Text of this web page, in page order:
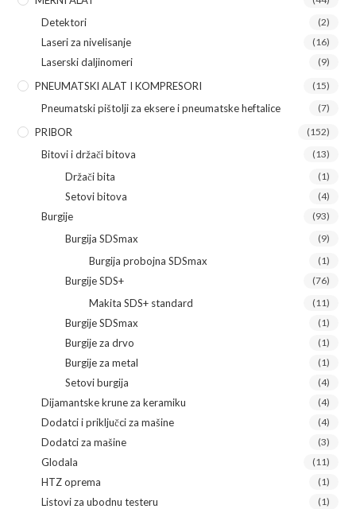
Detektori (2)
Laseri za nivelisanje (16)
Laserski daljinomeri (9)
PNEUMATSKI ALAT I KOMPRESORI (15)
Pneumatski pištolji za eksere i pneumatske heftalice (7)
PRIBOR (152)
Bitovi i držači bitova (13)
Držači bita (1)
Setovi bitova (4)
Burgije (93)
Burgija SDSmax (9)
Burgija probojna SDSmax (1)
Burgije SDS+ (76)
Makita SDS+ standard (11)
Burgije SDSmax (1)
Burgije za drvo (1)
Burgije za metal (1)
Setovi burgija (4)
Dijamantske krune za keramiku (4)
Dodatci i priključci za mašine (4)
Dodatci za mašine (3)
Glodala (11)
HTZ oprema (1)
Listovi za ubodnu testeru (1)